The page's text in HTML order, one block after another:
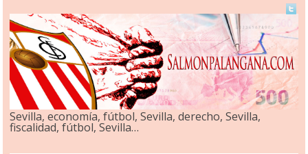
Sevilla, economía, fútbol, Sevilla, derecho, Sevilla,
fiscalidad, fútbol, Sevilla…